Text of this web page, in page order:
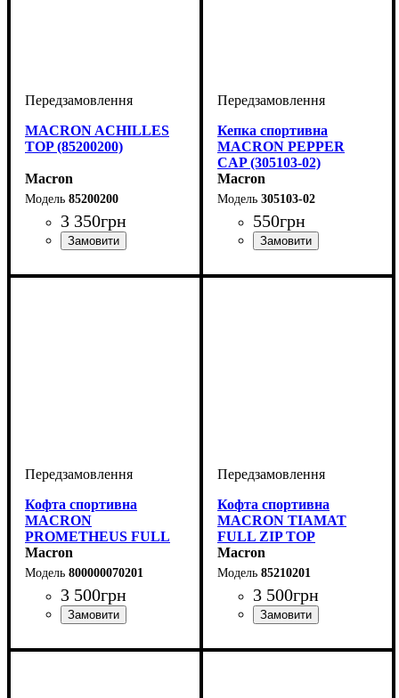
MACRON ACHILLES
TOP (85200200)
Macron
85200200
3 350грн
Кепка спортивна
MACRON PEPPER
CAP (305103-02)
Macron
305103-02
550грн
Кофта спортивна
MACRON
PROMETHEUS FULL
ZIP TOP (800000070201)
Macron
800000070201
3 500грн
Кофта спортивна
MACRON TIAMAT
FULL ZIP TOP
(85210201)
Macron
85210201
3 500грн